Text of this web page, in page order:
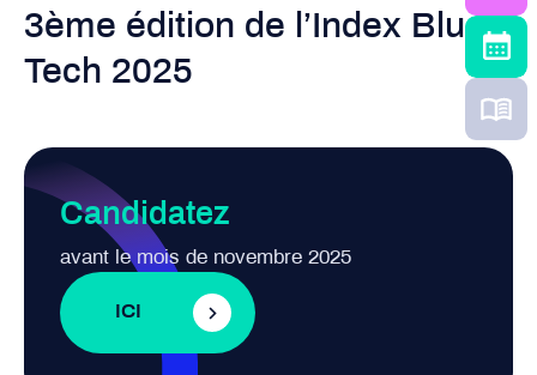
3ème édition de l’Index Blue
Tech 2025
Candidatez
avant le mois de novembre 2025
ICI